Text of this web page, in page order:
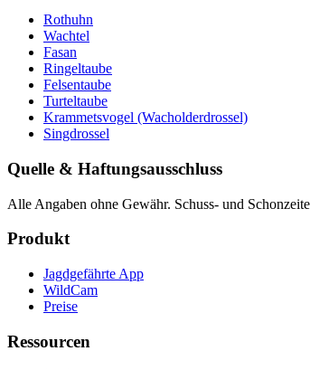
Rothuhn
Wachtel
Fasan
Ringeltaube
Felsentaube
Turteltaube
Krammetsvogel (Wacholderdrossel)
Singdrossel
Quelle & Haftungsausschluss
Alle Angaben ohne Gewähr. Schuss- und
Produkt
Jagdgefährte App
WildCam
Preise
Ressourcen